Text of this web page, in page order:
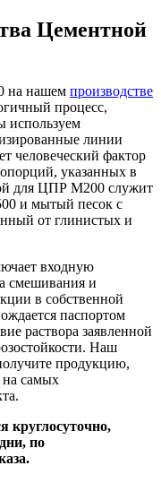
Цементной
на нашем производстве
процесс,
используем
линии
человеческий фактор
указанных в
для ЦПР М200 служит
и мытый песок с
от глинистых и
входную
смешивания и
в собственной
паспортом
раствора заявленной
Наш
продукцию,
на самых
круглосуточно,
по